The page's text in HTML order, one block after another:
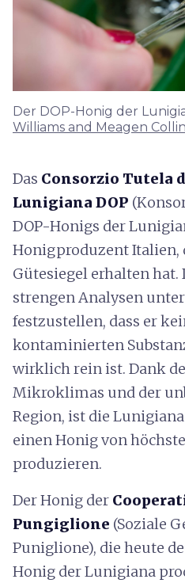
Der DOP-Honig der
Williams and Meagen
Das Consorzio Tutela
Lunigiana DOP
DOP-Honigs der
Honigproduzent Italien,
Gütesiegel erhalten hat.
strengen Analysen
festzustellen, dass er
kontaminierten
wirklich rein ist. Dank
Mikroklimas und der
Region, ist die
einen Honig von
produzieren.
Der Honig der
Pungiglione (Soziale
Puniglione), die heute
Honig der Lunigiana